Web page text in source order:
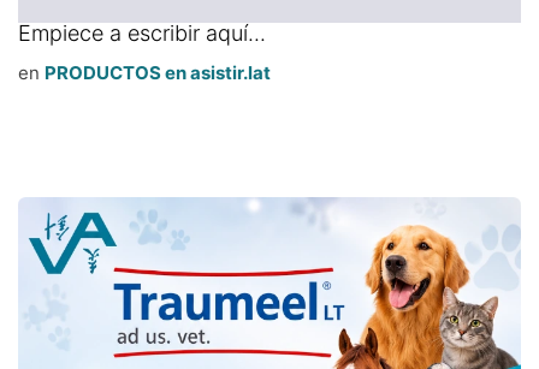
Empiece a escribir aquí...
en PRODUCTOS en asistir.lat